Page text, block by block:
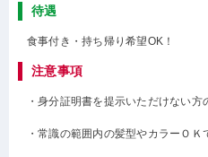
待遇
食事付き・持ち帰り希望OK！
注意事項
・身分証明書を提示いただけない方
・常識の範囲内の髪型やカラーＯＫ